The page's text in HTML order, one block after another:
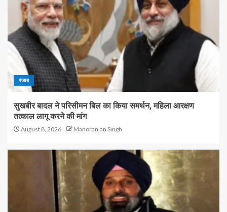
पंजाब
सुखबीर बादल ने परिसीमन बिल का किया समर्थन, महिला आरक्षण
तत्काल लागू करने की मांग
August 8, 2026 Manoranjan Singh